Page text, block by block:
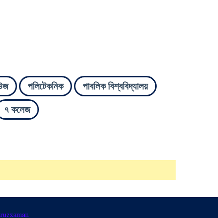
পলিটেকনিক
পাবলিক বিশ্ববিদ্যালয়
৭ কলেজ